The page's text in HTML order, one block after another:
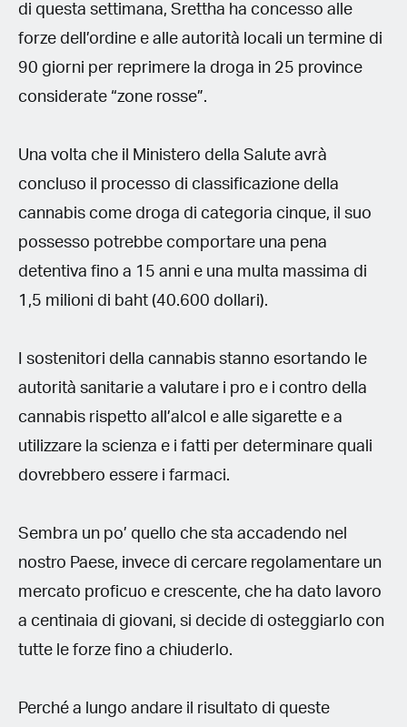
di questa settimana, Srettha ha concesso alle
forze dell’ordine e alle autorità locali un termine di
90 giorni per reprimere la droga in 25 province
considerate “zone rosse”.
Una volta che il Ministero della Salute avrà
concluso il processo di classificazione della
cannabis come droga di categoria cinque, il suo
possesso potrebbe comportare una pena
detentiva fino a 15 anni e una multa massima di
1,5 milioni di baht (40.600 dollari).
I sostenitori della cannabis stanno esortando le
autorità sanitarie a valutare i pro e i contro della
cannabis rispetto all’alcol e alle sigarette e a
utilizzare la scienza e i fatti per determinare quali
dovrebbero essere i farmaci.
Sembra un po’ quello che sta accadendo nel
nostro Paese, invece di cercare regolamentare un
mercato proficuo e crescente, che ha dato lavoro
a centinaia di giovani, si decide di osteggiarlo con
tutte le forze fino a chiuderlo.
Perché a lungo andare il risultato di queste